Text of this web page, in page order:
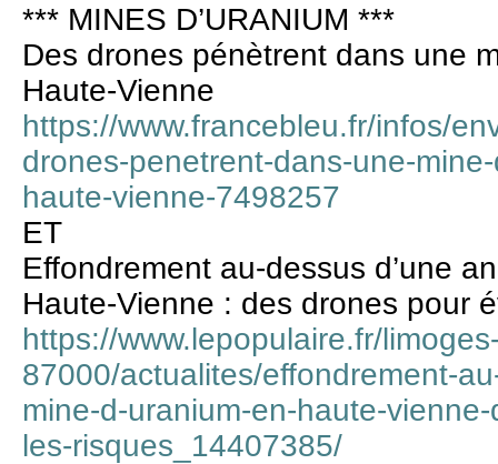
*** MINES D’URANIUM ***
Des drones pénètrent dans une
Haute-Vienne
https://www.francebleu.fr/infos/
drones-penetrent-dans-une-
haute-vienne-7498257
ET
Effondrement au-dessus d’une
Haute-Vienne : des drones pour
https://www.lepopulaire.fr/
87000/actualites/effondrement-
mine-d-uranium-en-haute-
les-risques_14407385/